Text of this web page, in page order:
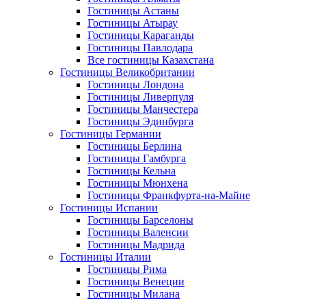
Гостиницы Астаны
Гостиницы Атырау
Гостиницы Караганды
Гостиницы Павлодара
Все гостиницы Казахстана
Гостиницы Великобритании
Гостиницы Лондона
Гостиницы Ливерпуля
Гостиницы Манчестера
Гостиницы Эдинбурга
Гостиницы Германии
Гостиницы Берлина
Гостиницы Гамбурга
Гостиницы Кельна
Гостиницы Мюнхена
Гостиницы Франкфурта-на-Майне
Гостиницы Испании
Гостиницы Барселоны
Гостиницы Валенсии
Гостиницы Мадрида
Гостиницы Италии
Гостиницы Рима
Гостиницы Венеции
Гостиницы Милана